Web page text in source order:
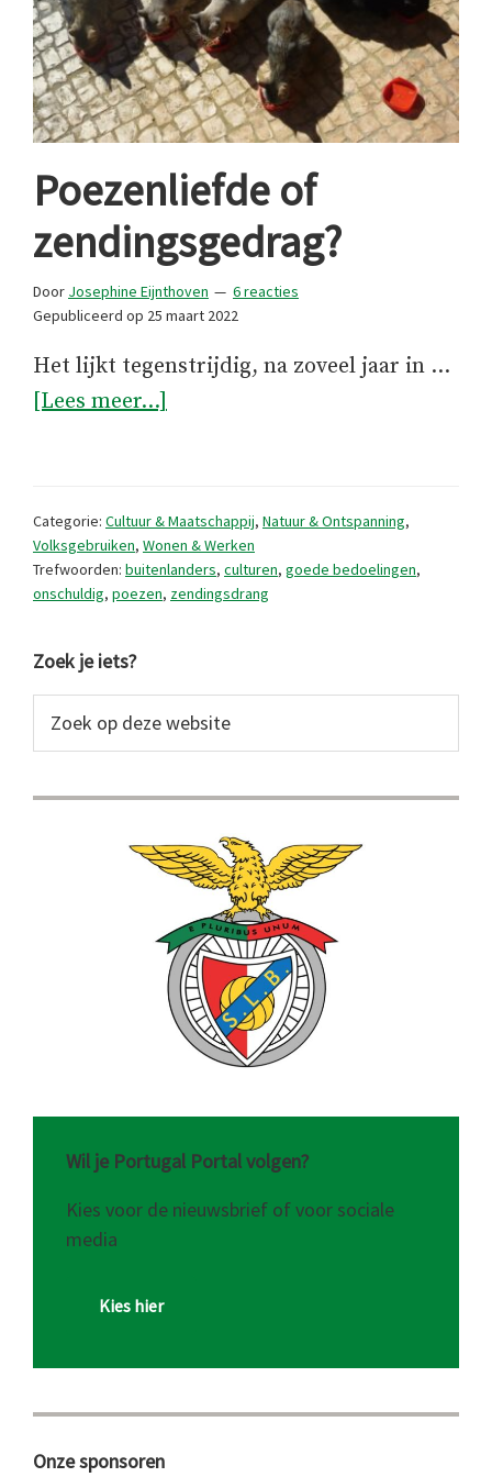
Poezenliefde of
zendingsgedrag?
Door Josephine Eijnthoven
6 reacties
Gepubliceerd op 25 maart 2022
Het lijkt tegenstrijdig, na zoveel jaar in …
[Lees meer...]
Categorie: Cultuur & Maatschappij, Natuur & Ontspanning,
Volksgebruiken, Wonen & Werken
Trefwoorden: buitenlanders, culturen, goede bedoelingen,
onschuldig, poezen, zendingsdrang
Primaire
Sidebar
Zoek je iets?
op
website
Wil je Portugal Portal volgen?
Kies voor de nieuwsbrief of voor sociale
media
Kies hier
Onze sponsoren